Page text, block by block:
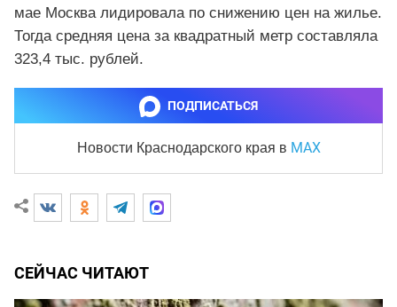
мае Москва лидировала по снижению цен на жилье.
Тогда средняя цена за квадратный метр составляла
323,4 тыс. рублей.
ПОДПИСАТЬСЯ
Новости Краснодарского края в MAX
СЕЙЧАС ЧИТАЮТ